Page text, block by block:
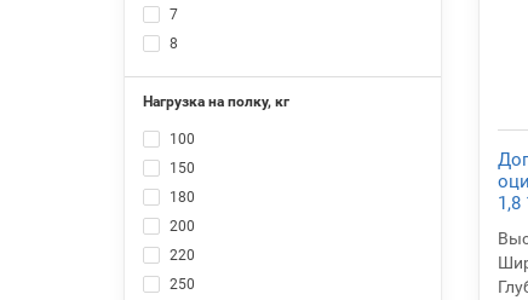
7
8
9
10
11
Нагрузка на полку, кг
100
150
180
200
220
250
1,8